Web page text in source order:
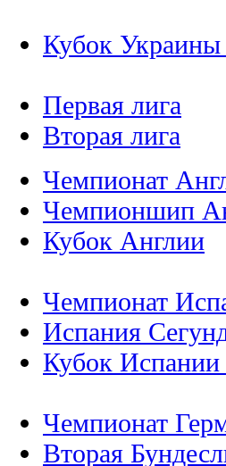
Кубок Украины
Первая лига
Вторая лига
Чемпионат
Чемпионшип
Кубок Англии
Чемпионат
Испания
Кубок
Чемпионат
Вторая